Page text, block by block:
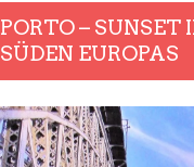
PORTO – SUNSET
SÜDEN EUROPAS